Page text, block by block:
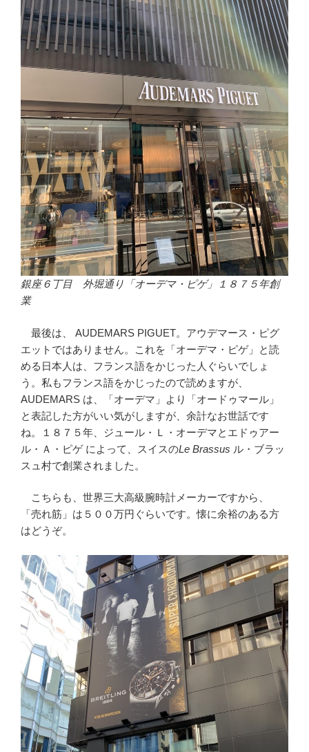
銀座６丁目 外堀通り「オーデマ・ピゲ」１８７５年創
業
最後は、 AUDEMARS PIGUET。アウデマース・ピグ
エットではありません。これを「オーデマ・ピゲ」と読
める日本人は、フランス語をかじった人ぐらいでしょ
う。私もフランス語をかじったので読めますが、
AUDEMARS は、「オーデマ」より「オードゥマール」
と表記した方がいい気がしますが、余計なお世話です
ね。１８７５年、ジュール・Ｌ・オーデマとエドゥアー
ル・Ａ・ピゲ によって、スイスのLe Brassus ル・ブラッ
スュ村で創業されました。
こちらも、世界三大高級腕時計メーカーですから、
「売れ筋」は５００万円ぐらいです。懐に余裕のある方
はどうぞ。